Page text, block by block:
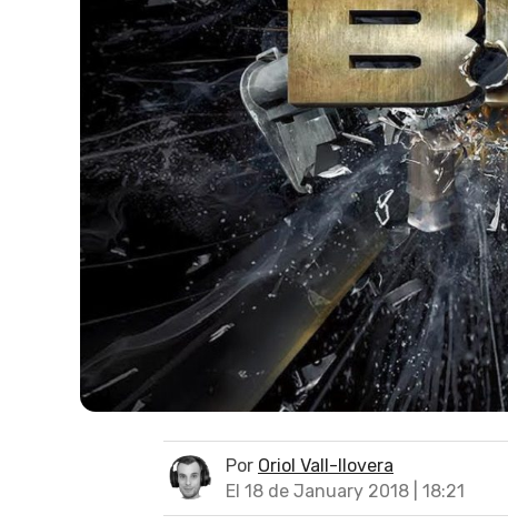
Por Oriol Vall-llovera
El 18 de January 2018 | 18:21